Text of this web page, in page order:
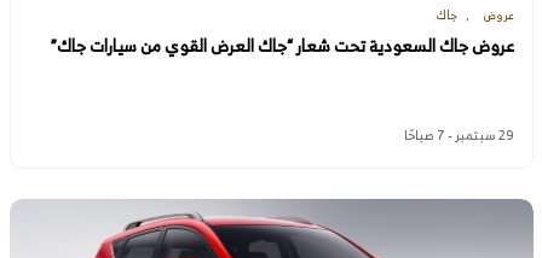
عروض جاك
عروض جاك السعودية تحت شعار “جاك العرض القوي من سيارات جاك”
29 سبتمبر - 7 صباحًا